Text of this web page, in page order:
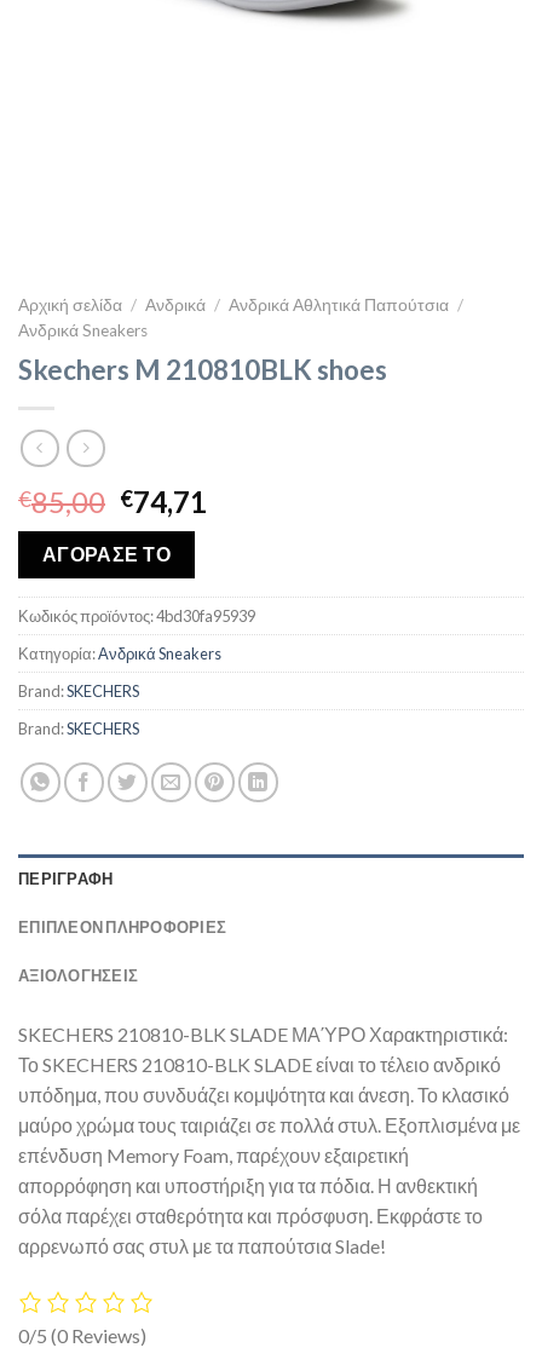
Αρχική σελίδα / Ανδρικά / Ανδρικά Αθλητικά Παπούτσια /
Ανδρικά Sneakers
Skechers M 210810BLK shoes
€85,00 Original
price
was:
€85,00.
€74,71
€74,71.
ΑΓΟΡΑΣΕ ΤΟ
Κωδικός προϊόντος:4bd30fa95939
Κατηγορία:Ανδρικά Sneakers
Brand:SKECHERS
Brand:SKECHERS
ΠΕΡΙΓΡΑΦΉ
ΕΠΙΠΛΈΟΝ ΠΛΗΡΟΦΟΡΊΕΣ
ΑΞΙΟΛΟΓΗΣΕΙΣ
SKECHERS 210810-BLK SLADE ΜΑΎΡΟ Χαρακτηριστικά:
Το SKECHERS 210810-BLK SLADE είναι το τέλειο ανδρικό
υπόδημα, που συνδυάζει κομψότητα και άνεση. Το κλασικό
μαύρο χρώμα τους ταιριάζει σε πολλά στυλ. Εξοπλισμένα με
επένδυση Memory Foam, παρέχουν εξαιρετική
απορρόφηση και υποστήριξη για τα πόδια. Η ανθεκτική
σόλα παρέχει σταθερότητα και πρόσφυση. Εκφράστε το
αρρενωπό σας στυλ με τα παπούτσια Slade!
0/5 (0 Reviews)